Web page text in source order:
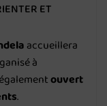
ET
accueillera
à
ouvert
.